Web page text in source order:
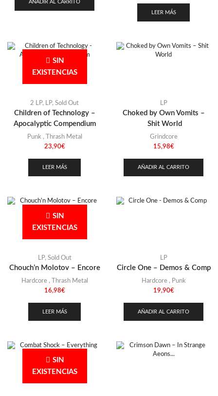
AÑADIR AL CARRITO
LEER MÁS
SIN
EXISTENCIAS
2 LP, LP, Sold Out
Children of Technology –
Apocalyptic Compendium
Punk ,
Thrash Metal
23,90€
LEER MÁS
LP
Choked by Own Vomits –
Shit World
Grindcore
15,98€
AÑADIR AL CARRITO
SIN
EXISTENCIAS
LP, Sold Out
Chouch’n Molotov – Encore
Hardcore,
Thrash Metal
16,98€
LEER MÁS
LP
Circle One – Demos & Comp
Hardcore, Punk
19,90€
AÑADIR AL CARRITO
SIN
EXISTENCIAS